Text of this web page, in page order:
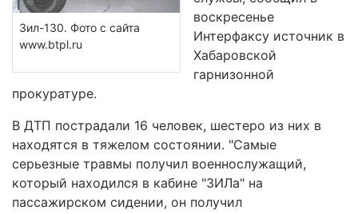
Зил-130. Фото с сайта
www.btpl.ru
воскресенье
Интерфаксу источник в
Хабаровской
гарнизонной
прокуратуре.
В ДТП пострадали 16 человек, шестеро из них в
находятся в тяжелом состоянии. "Самые
серьезные травмы получил военнослужащий,
который находился в кабине "ЗИЛа" на
пассажирском сидении, он получил